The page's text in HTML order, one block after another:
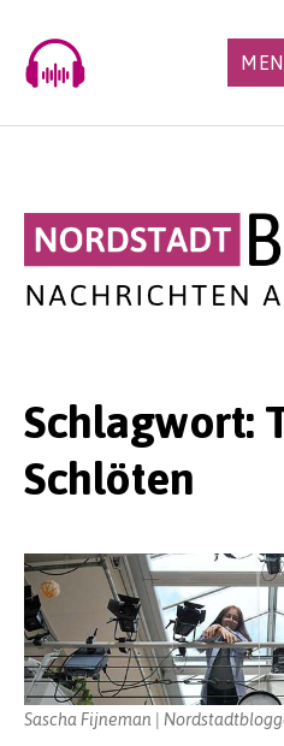
content
Schlagwort:
Schlöten
Sascha Fijneman |